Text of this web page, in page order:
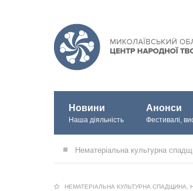
Новини
Наша діяльність
Анонси
Фестивалі,
Нематеріальна культурна
НЕМАТЕРІАЛЬНА КУЛЬТУРНА СПАДЩИНА,